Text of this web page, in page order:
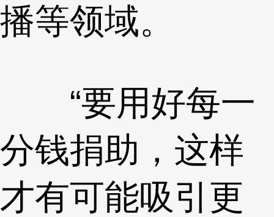
播等领域。
“要用好每一
分钱捐助，这样
才有可能吸引更